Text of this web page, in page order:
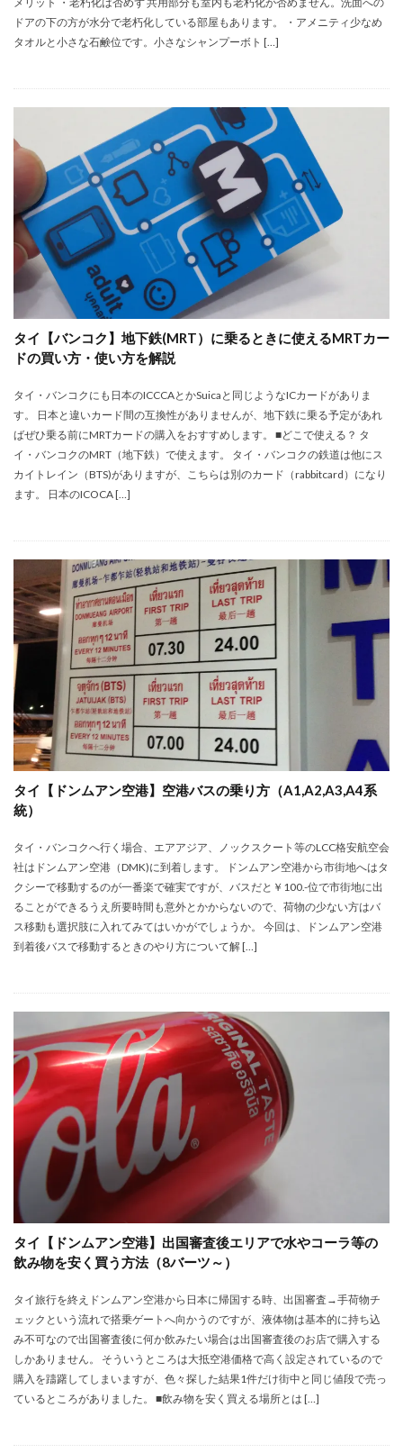
ドアの下の方が水分で老朽化している部屋もあります。 ・アメニティ少なめ
タオルと小さな石鹸位です。小さなシャンプーボト […]
タイ【バンコク】地下鉄(MRT）に乗るときに使えるMRTカー
ドの買い方・使い方を解説
タイ・バンコクにも日本のICCCAとかSuicaと同じようなICカードがありま
す。 日本と違いカード間の互換性がありませんが、地下鉄に乗る予定があれ
ばぜひ乗る前にMRTカードの購入をおすすめします。 ■どこで使える？ タ
イ・バンコクのMRT（地下鉄）で使えます。 タイ・バンコクの鉄道は他にス
カイトレイン（BTS)がありますが、こちらは別のカード（rabbitcard）になり
ます。 日本のICOCA […]
タイ【ドンムアン空港】空港バスの乗り方（A1,A2,A3,A4系
統）
タイ・バンコクへ行く場合、エアアジア、ノックスクート等のLCC格安航空会
社はドンムアン空港（DMK)に到着します。 ドンムアン空港から市街地へはタ
クシーで移動するのが一番楽で確実ですが、バスだと￥100.-位で市街地に出
ることができるうえ所要時間も意外とかからないので、荷物の少ない方はバ
ス移動も選択肢に入れてみてはいかがでしょうか。 今回は、ドンムアン空港
到着後バスで移動するときのやり方について解 […]
タイ【ドンムアン空港】出国審査後エリアで水やコーラ等の
飲み物を安く買う方法（8バーツ～）
タイ旅行を終えドンムアン空港から日本に帰国する時、出国審査→手荷物チ
ェックという流れで搭乗ゲートへ向かうのですが、液体物は基本的に持ち込
み不可なので出国審査後に何か飲みたい場合は出国審査後のお店で購入する
しかありません。 そういうところは大抵空港価格で高く設定されているので
購入を躊躇してしまいますが、色々探した結果1件だけ街中と同じ値段で売っ
ているところがありました。 ■飲み物を安く買える場所とは […]